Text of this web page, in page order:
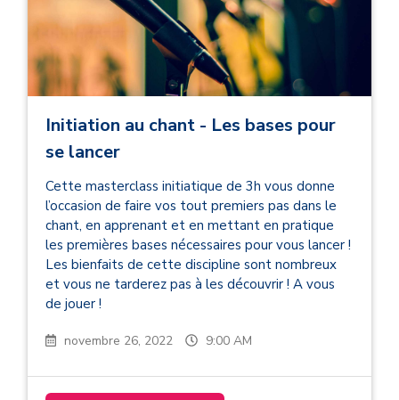
Initiation au chant - Les bases pour
se lancer
Cette masterclass initiatique de 3h vous donne
l’occasion de faire vos tout premiers pas dans le
chant, en apprenant et en mettant en pratique
les premières bases nécessaires pour vous lancer !
Les bienfaits de cette discipline sont nombreux
et vous ne tarderez pas à les découvrir ! A vous
de jouer !
novembre 26, 2022 9:00 AM